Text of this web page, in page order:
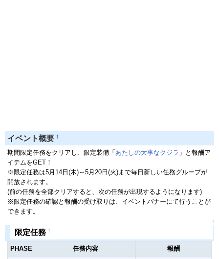
イベント概要 †
期間限定任務をクリアし、限定装備「 あたしの大事なクジラ 」と報酬ア
イテムをGET！
※限定任務は5月14日(木)～5月20日(火)まで毎日新しい任務グループが
開放されます。
(前の任務を全部クリアすると、次の任務が出現するようになります)
※限定任務の確認と報酬の受け取りは、イベントバナーにて行うことが
できます。
↑
限定任務 †
PHASE 任務内容 報酬